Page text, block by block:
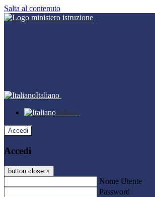
Salta al contenuto
Italiano
Italiano
Accedi
Accedi
button close ×
Nome Utente
Password